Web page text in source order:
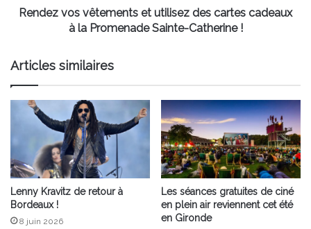
!
Rendez vos vêtements et utilisez des cartes cadeaux
à la Promenade Sainte-Catherine !
Articles similaires
Lenny Kravitz de retour à
Bordeaux !
8 juin 2026
Les séances gratuites de ciné
en plein air reviennent cet été
en Gironde